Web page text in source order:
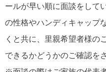
ールが早い順に面談をして
の性格やハンディキャップ
くと共に、里親希望者様の
できるかどうかのご確認を